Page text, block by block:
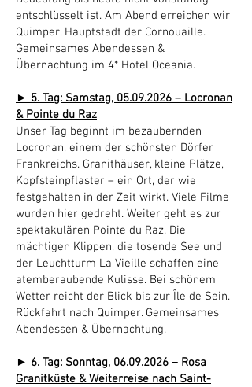
entschlüsselt ist. Am Abend erreichen wir
Quimper, Hauptstadt der Cornouaille.
Gemeinsames Abendessen &
Übernachtung im 4* Hotel Oceania.
► 5. Tag: Samstag, 05.09.2026 – Locronan
& Pointe du Raz
Unser Tag beginnt im bezaubernden
Locronan, einem der schönsten Dörfer
Frankreichs. Granithäuser, kleine Plätze,
Kopfsteinpflaster – ein Ort, der wie
festgehalten in der Zeit wirkt. Viele Filme
wurden hier gedreht. Weiter geht es zur
spektakulären Pointe du Raz. Die
mächtigen Klippen, die tosende See und
der Leuchtturm La Vieille schaffen eine
atemberaubende Kulisse. Bei schönem
Wetter reicht der Blick bis zur Île de Sein.
Rückfahrt nach Quimper. Gemeinsames
Abendessen & Übernachtung.
► 6. Tag: Sonntag, 06.09.2026 – Rosa
Granitküste & Weiterreise nach Saint-